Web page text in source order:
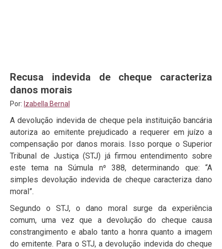
Recusa indevida de cheque caracteriza
danos morais
Por: Izabella Bernal
A devolução indevida de cheque pela instituição bancária
autoriza ao emitente prejudicado a requerer em juízo a
compensação por danos morais. Isso porque o Superior
Tribunal de Justiça (STJ) já firmou entendimento sobre
este tema na Súmula n⁰ 388, determinando que: “A
simples devolução indevida de cheque caracteriza dano
moral”.
Segundo o STJ, o dano moral surge da experiência
comum, uma vez que a devolução do cheque causa
constrangimento e abalo tanto a honra quanto a imagem
do emitente. Para o STJ, a devolução indevida do cheque